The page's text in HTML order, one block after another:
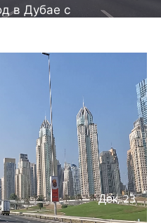
в Дубае с
Дек, 23